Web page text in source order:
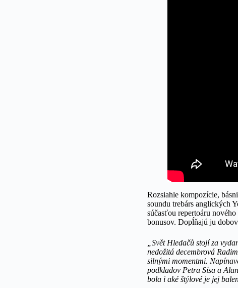
Rozsiahle kompozície,
soundu trebárs anglických
súčasťou repertoáru
bonusov. Dopĺňajú ju
„Svět Hledačů stojí za
nedožitá decembrová
silnými momentmi.
podkladov Petra Sísa a
bola i aké štýlové je jej